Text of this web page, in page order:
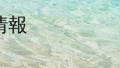
報